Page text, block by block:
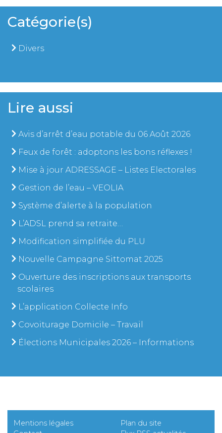
Catégorie(s)
Divers
Lire aussi
Avis d’arrêt d’eau potable du 06 Août 2026
Feux de forêt : adoptons les bons réflexes !
Mise à jour ADRESSAGE – Listes Electorales
Gestion de l’eau – VEOLIA
Système d’alerte à la population
L’ADSL prend sa retraite…
Modification simplifiée du PLU
Nouvelle Campagne Sittomat 2025
Ouverture des inscriptions aux transports
scolaires
L’application Collecte Info
Covoiturage Domicile – Travail
Élections Municipales 2026 – Informations
Mentions légales
Plan du site